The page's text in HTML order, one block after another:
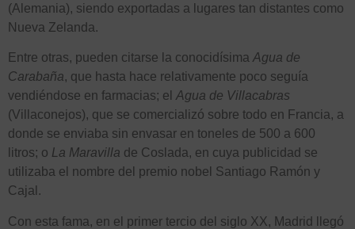
(Alemania), siendo exportadas a lugares tan distantes como
Nueva Zelanda.
Entre otras, pueden citarse la conocidísima Agua de
Carabaña, que hasta hace relativamente poco seguía
vendiéndose en farmacias; el Agua de Villacabras
(Villaconejos), que se comercializó sobre todo en Francia, a
donde se enviaba sin envasar en toneles de 500 a 600
litros; o La Maravilla de Coslada, en cuya publicidad se
utilizaba el nombre del premio nobel Santiago Ramón y
Cajal.
Con esta fama, en el primer tercio del siglo XX, Madrid llegó